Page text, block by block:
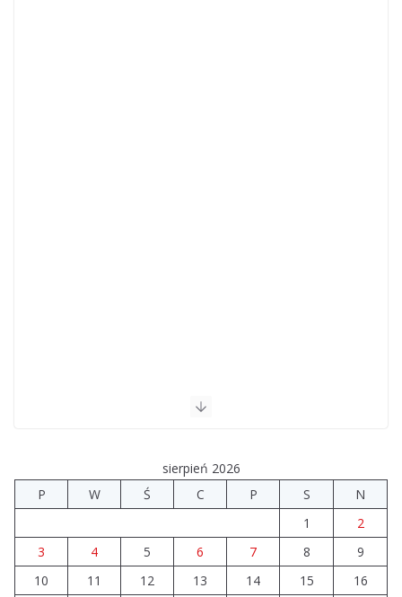
sierpień 2026
P
W Ś C P S
N
1
2
3
4 5 6 7 8
9
10
11 12 13 14 15
16